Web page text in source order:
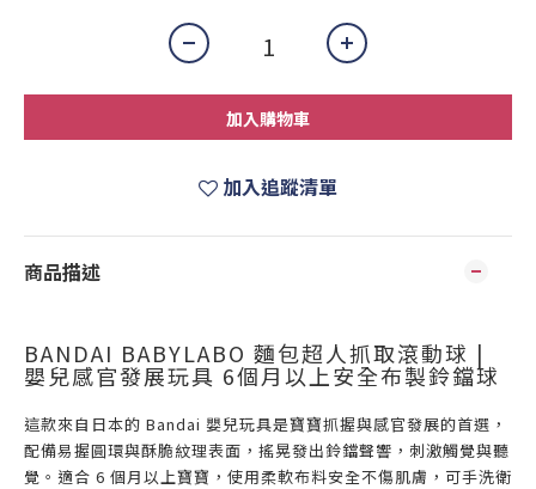
加入購物車
加入追蹤清單
商品描述
BANDAI BABYLABO 麵包超人抓取滾動球 |
嬰兒感官發展玩具 6個月以上安全布製鈴鐺球
這款來自日本的 Bandai 嬰兒玩具是寶寶抓握與感官發展的首選，
配備易握圓環與酥脆紋理表面，搖晃發出鈴鐺聲響，刺激觸覺與聽
覺。適合 6 個月以上寶寶，使用柔軟布料安全不傷肌膚，可手洗衛